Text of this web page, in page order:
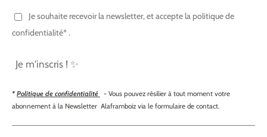
Je souhaite recevoir la newsletter, et accepte la politique de
confidentialité* .
Je m'inscris ! ✨
* Politique de confidentialité
- Vous pouvez résilier à tout moment votre
abonnement à la Newsletter Alaframboiz via le formulaire de contact.